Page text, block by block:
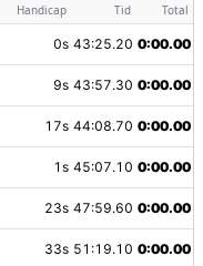
Handicap Tid Total
0s 43:25.20 0:00.00
9s 43:57.30 0:00.00
17s 44:08.70 0:00.00
1s 45:07.10 0:00.00
23s 47:59.60 0:00.00
33s 51:19.10 0:00.00